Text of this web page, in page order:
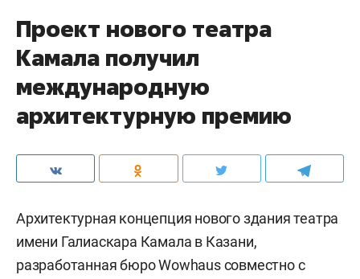
Проект нового театра
Камала получил
международную
архитектурную премию
Архитектурная концепция нового здания театра
имени Галиаскара Камала в Казани,
разработанная бюро Wowhaus совместно с